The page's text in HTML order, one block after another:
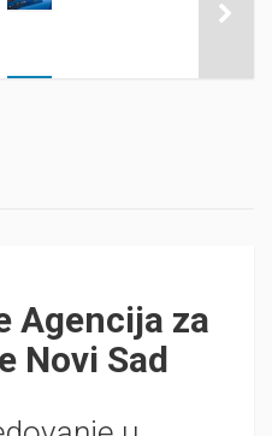
Agencija za
Novi Sad